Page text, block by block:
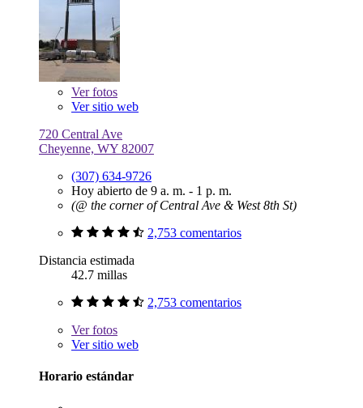
Verfotos
Ver sitio web
720 Central Ave
Cheyenne, WY 82007
(307) 634-9726
Hoy abierto de 9 a. m. - 1 p. m.
(@ the corner of Central Ave & West 8th St)
2,753 comentarios
Distancia estimada
42.7 millas
2,753 comentarios
Verfotos
Ver sitio web
Horario estándar